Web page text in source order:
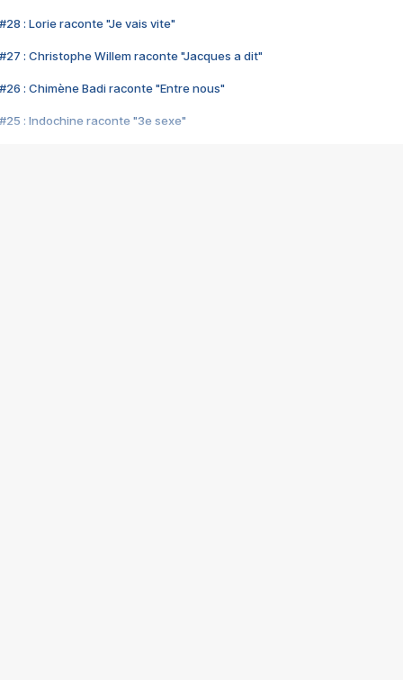
#28 : Lorie raconte "Je vais vite"
#27 : Christophe Willem raconte "Jacques a dit"
#26 : Chimène Badi raconte "Entre nous"
#25 : Indochine raconte "3e sexe"